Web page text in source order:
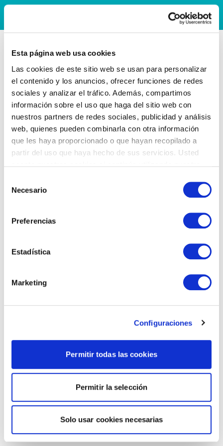
Esta página web usa cookies
Las cookies de este sitio web se usan para personalizar
el contenido y los anuncios, ofrecer funciones de redes
sociales y analizar el tráfico. Además, compartimos
información sobre el uso que haga del sitio web con
nuestros partners de redes sociales, publicidad y análisis
web, quienes pueden combinarla con otra información
que les haya proporcionado o que hayan recopilado a
partir del uso que haya hecho de sus servicios. Usted
Necesario
Preferencias
Estadística
Marketing
Configuraciones
Permitir todas las cookies
Permitir la selección
Solo usar cookies necesarias